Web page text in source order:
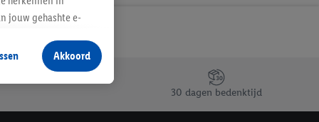
30 dagen bedenktijd
jouw gehashte e-
producten waarin je
te plaatsen
verschillende
Akkoord